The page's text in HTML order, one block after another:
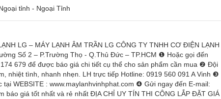
tỉnh - Ngoại Tỉnh
LG – MÁY LẠNH ÂM TRẦN LG CÔNG TY TNHH CƠ ĐIỆN LẠNH
Số 2 – P.Trường Thọ - Q.Thủ Đức – TP.HCM ❶ Hoặc gọi đến
679 để được báo giá chi tiết cụ thể cho sản phẩm cần mua ❷ Đội
nhiệt tình, nhanh nhẹn. LH trực tiếp Hotline: 0919 560 091 A Vinh ❸
tại WEBSITE : www.maylanhvinhphat.com ❹ Gửi ngay đến E-mail:
báo giá tốt nhất và rẻ nhất ĐỊA CHỈ UY TÍN THI CÔNG LẮP ĐẶT GIÁ